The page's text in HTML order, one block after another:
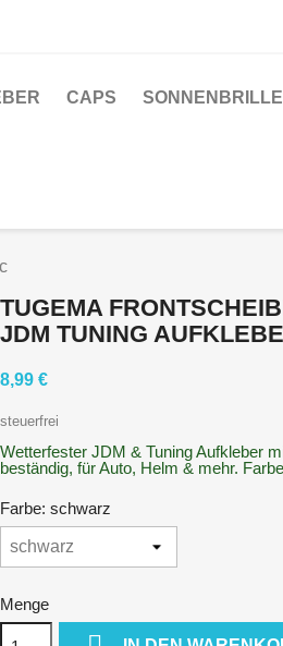
CAPS
TUGEMA
JDM TUNING
8,99 €
steuerfrei
Wetterfester JDM & Tuning Aufkleber
beständig, für Auto, Helm & mehr.
Farbe: schwarz
Menge